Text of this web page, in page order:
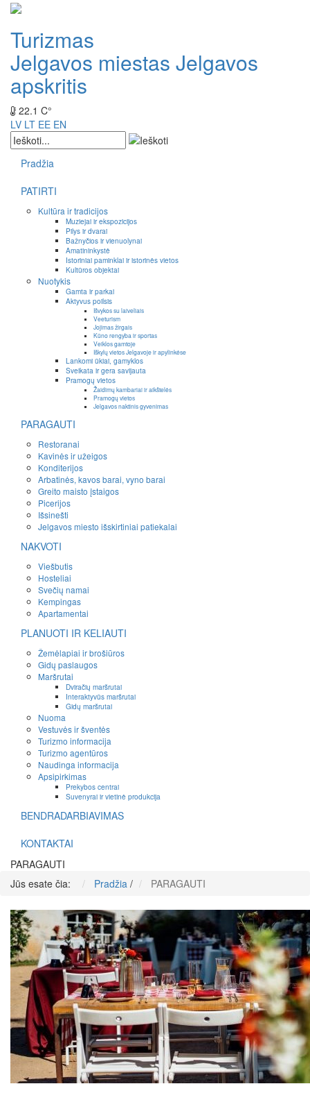
Turizmas
Jelgavos miestas Jelgavos
apskritis
22.1 C°
LV LT EE EN
Pradžia
PATIRTI
Kultūra ir tradicijos
Muziejai ir ekspozicijos
Pilys ir dvarai
Bažnyčios ir vienuolynai
Amatininkystė
Istoriniai paminklai ir istorinės vietos
Kultūros objektai
Nuotykis
Gamta ir parkai
Aktyvus poilsis
Išvykos su laiveliais
Veeturism
Jojimas žirgais
Kūno rengyba ir sportas
Veiklos gamtoje
Iškylų vietos Jelgavoje ir apylinkėse
Lankomi ūkiai, gamyklos
Sveikata ir gera savijauta
Pramogų vietos
Žaidimų kambariai ir aikštelės
Pramogų vietos
Jelgavos naktinis gyvenimas
PARAGAUTI
Restoranai
Kavinės ir užeigos
Konditerijos
Arbatinės, kavos barai, vyno barai
Greito maisto įstaigos
Picerijos
Išsinešti
Jelgavos miesto išskirtiniai patiekalai
NAKVOTI
Viešbutis
Hosteliai
Svečių namai
Kempingas
Apartamentai
PLANUOTI IR KELIAUTI
Žemėlapiai ir brošiūros
Gidų paslaugos
Maršrutai
Dviračių maršrutai
Interaktyvūs maršrutai
Gidų maršrutai
Nuoma
Vestuvės ir šventės
Turizmo informacija
Turizmo agentūros
Naudinga informacija
Apsipirkimas
Prekybos centrai
Suvenyrai ir vietinė produkcija
BENDRADARBIAVIMAS
KONTAKTAI
PARAGAUTI
Jūs esate čia:
Pradžia / PARAGAUTI